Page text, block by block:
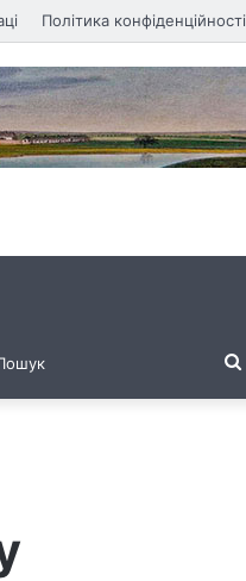
Політика конфіденційності